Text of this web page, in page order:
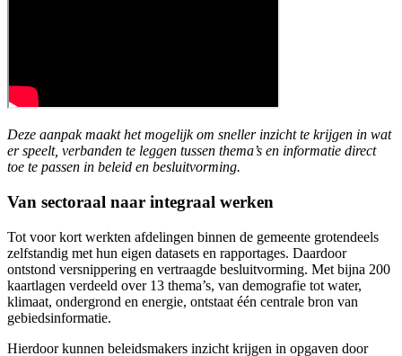
Deze aanpak maakt het mogelijk om sneller inzicht te krijgen in wat
er speelt, verbanden te leggen tussen thema’s en informatie direct
toe te passen in beleid en besluitvorming.
Van sectoraal naar integraal werken
Tot voor kort werkten afdelingen binnen de gemeente grotendeels
zelfstandig met hun eigen datasets en rapportages. Daardoor
ontstond versnippering en vertraagde besluitvorming. Met bijna 200
kaartlagen verdeeld over 13 thema’s, van demografie tot water,
klimaat, ondergrond en energie, ontstaat één centrale bron van
gebiedsinformatie.
Hierdoor kunnen beleidsmakers inzicht krijgen in opgaven door